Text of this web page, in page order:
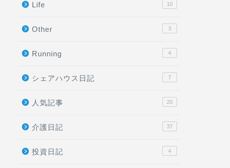
Life 10
Other 3
Running 4
シェアハウス日記 7
人気記事 20
介護日記 37
投資日記 4